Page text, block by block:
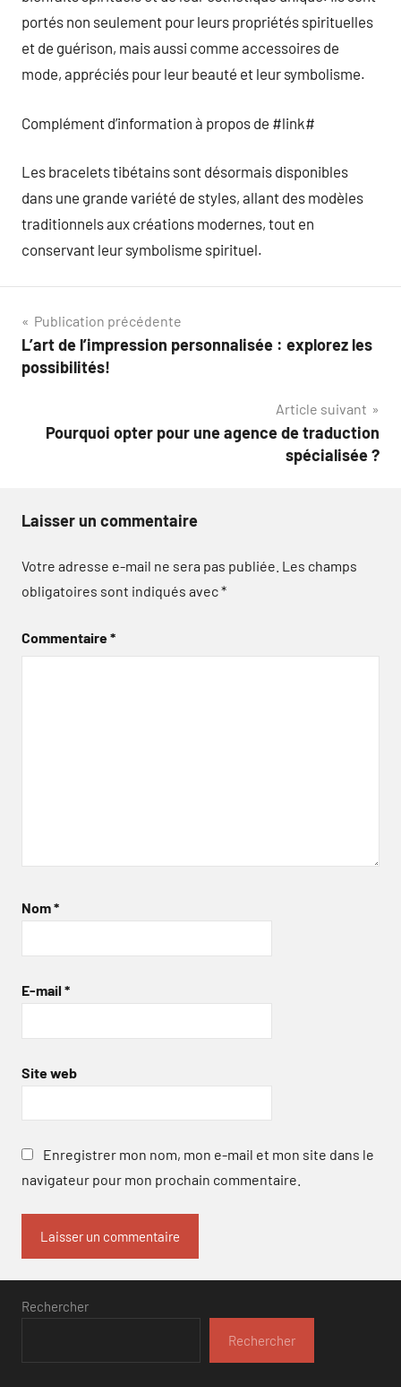
portés non seulement pour leurs propriétés spirituelles
et de guérison, mais aussi comme accessoires de
mode, appréciés pour leur beauté et leur symbolisme.
Complément d’information à propos de #link#
Les bracelets tibétains sont désormais disponibles
dans une grande variété de styles, allant des modèles
traditionnels aux créations modernes, tout en
conservant leur symbolisme spirituel.
Navigation
de
Publication précédente
L’art de l’impression personnalisée : explorez les
possibilités!
Article suivant
Pourquoi opter pour une agence de traduction
spécialisée ?
Laisser un commentaire
Votre adresse e-mail ne sera pas publiée. Les champs
obligatoires sont indiqués avec*
Commentaire*
Nom*
E-mail *
Site web
Enregistrer mon nom, mon e-mail et mon site dans le
navigateur pour mon prochain commentaire.
Rechercher
Rechercher